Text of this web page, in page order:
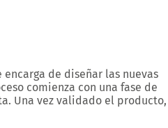
encarga de diseñar las nuevas
comienza con una fase de
Una vez validado el producto,